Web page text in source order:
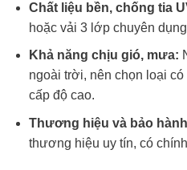
Chất liệu bền, chống tia
hoặc vải 3 lớp chuyên
Khả năng chịu gió, mưa:
ngoài trời, nên chọn loại
cấp độ cao.
Thương hiệu và bảo
thương hiệu uy tín, có